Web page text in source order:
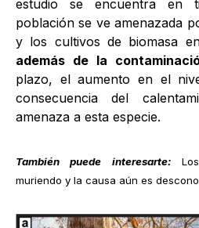
estudio se encuentra en
población se ve amenazada
y los cultivos de biomasa
además de la
plazo, el aumento en el
consecuencia del
amenaza a esta especie.
También puede interesarte:
muriendo y la causa aún es